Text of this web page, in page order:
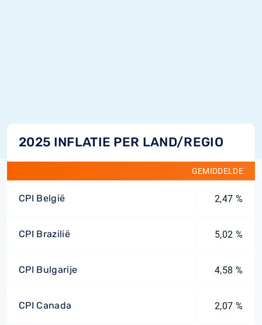
2025 INFLATIE PER LAND/REGIO
GEMIDDELDE
CPI België 2,47 %
CPI Brazilië 5,02 %
CPI Bulgarije 4,58 %
CPI Canada 2,07 %